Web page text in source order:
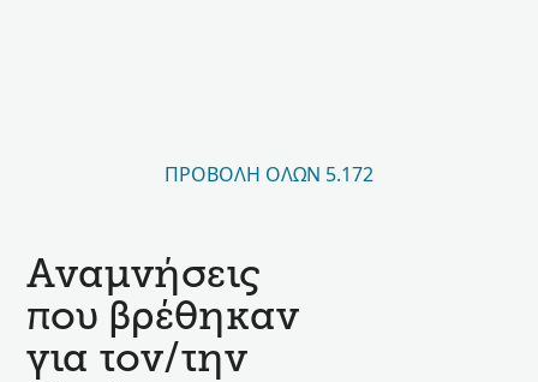
ΠΡΟΒΟΛΉ ΌΛΩΝ 5.172
Αναμνήσεις
που βρέθηκαν
για τον/την